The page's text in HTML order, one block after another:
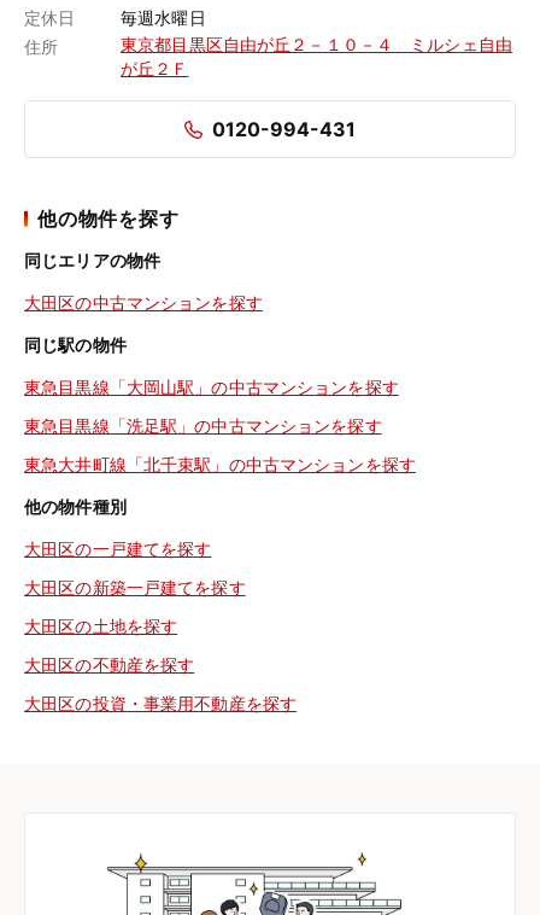
定休日
毎週水曜日
住所
東京都目黒区自由が丘２－１０－４ ミルシェ自由
が丘２Ｆ
0120-994-431
他の物件を探す
同じエリアの物件
大田区の中古マンションを探す
同じ駅の物件
東急目黒線「大岡山駅」の中古マンションを探す
東急目黒線「洗足駅」の中古マンションを探す
東急大井町線「北千束駅」の中古マンションを探す
他の物件種別
大田区の一戸建てを探す
大田区の新築一戸建てを探す
大田区の土地を探す
大田区の不動産を探す
大田区の投資・事業用不動産を探す